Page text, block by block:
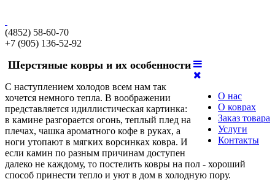
(4852) 58-60-70
+7 (905) 136-52-92
О нас
О коврах
Заказ товара
Услуги
Контакты
Шерстяные ковры и их особенности
С наступлением холодов всем нам так
хочется немного тепла. В воображении
представляется идиллистическая картинка:
в камине разгорается огонь, теплый плед на
плечах, чашка ароматного кофе в руках, а
ноги утопают в мягких ворсинках ковра. И
если камин по разным причинам доступен
далеко не каждому, то постелить ковры на пол - хороший
способ принести тепло и уют в дом в холодную пору.